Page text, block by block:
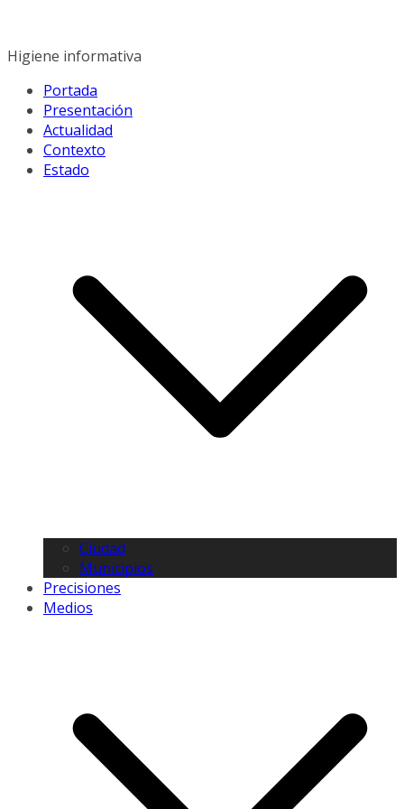
contenido
Higiene informativa
Portada
Presentación
Actualidad
Contexto
Estado
Ciudad
Municipios
Precisiones
Medios